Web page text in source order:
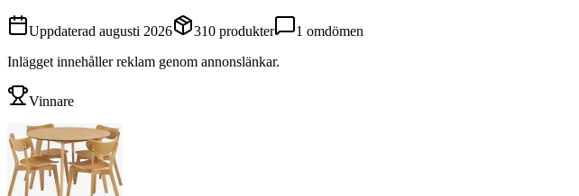
Uppdaterad augusti 2026 310 produkter 1 omdömen
Inlägget innehåller reklam genom annonslänkar.
Vinnare